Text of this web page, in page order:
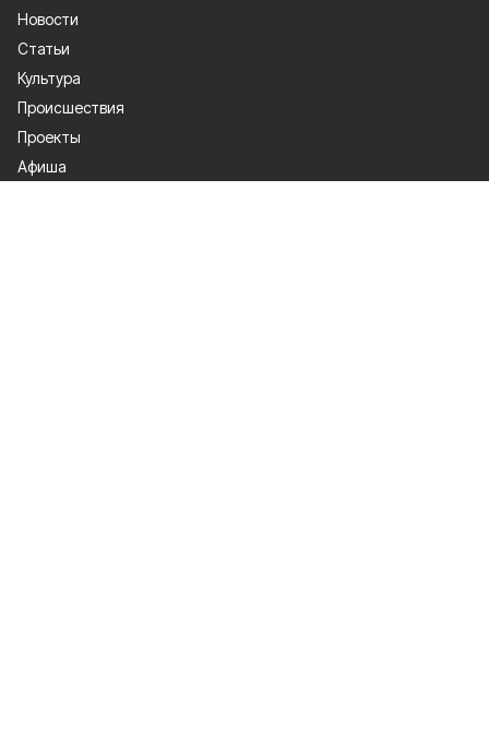
Новости
Статьи
Культура
Происшествия
Проекты
Афиша